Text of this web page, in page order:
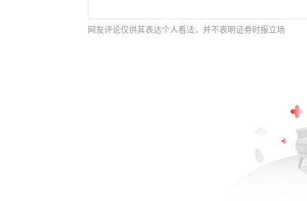
网友评论仅供其表达个人看法，并不表明证券时报立场